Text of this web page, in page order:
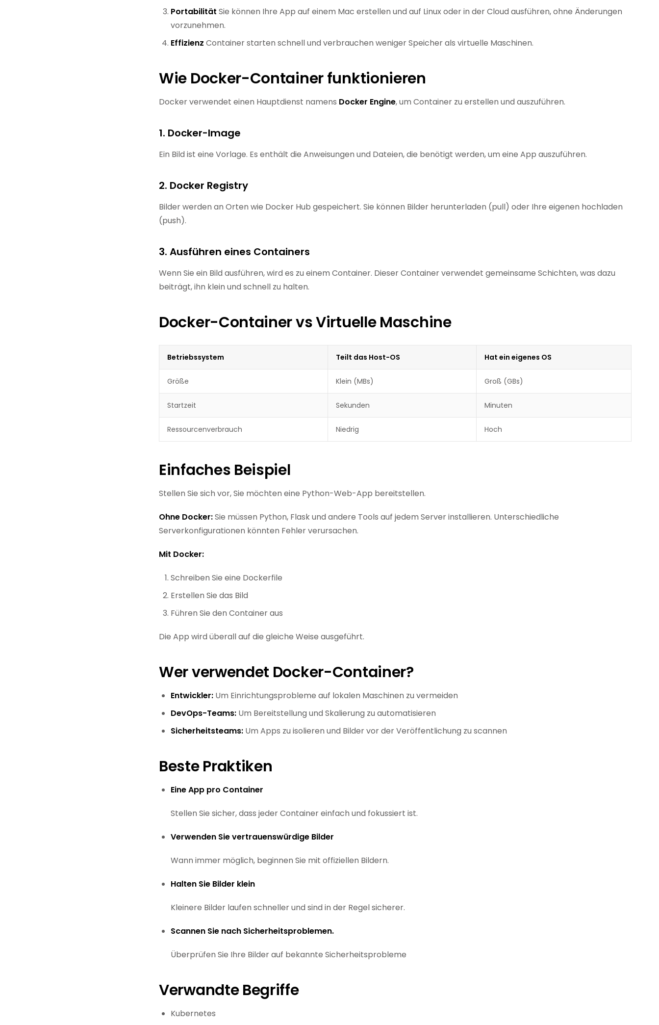
Portabilität Sie können Ihre App auf einem Mac erstellen und auf Linux oder in der Cloud ausführen, ohne Änderungen
vorzunehmen.
Effizienz Container starten schnell und verbrauchen weniger Speicher als virtuelle Maschinen.
Wie Docker-Container funktionieren
Docker verwendet einen Hauptdienst namens Docker Engine, um Container zu erstellen und auszuführen.
1. Docker-Image
Ein Bild ist eine Vorlage. Es enthält die Anweisungen und Dateien, die benötigt werden, um eine App auszuführen.
2. Docker Registry
Bilder werden an Orten wie Docker Hub gespeichert. Sie können Bilder herunterladen (pull) oder Ihre eigenen hochladen
(push).
3. Ausführen eines Containers
Wenn Sie ein Bild ausführen, wird es zu einem Container. Dieser Container verwendet gemeinsame Schichten, was dazu
beiträgt, ihn klein und schnell zu halten.
Docker-Container vs Virtuelle Maschine
Betriebssystem Teilt das Host-OS Hat ein eigenes OS
Größe Klein (MBs) Groß (GBs)
Startzeit Sekunden Minuten
Ressourcenverbrauch Niedrig Hoch
Einfaches Beispiel
Stellen Sie sich vor, Sie möchten eine Python-Web-App bereitstellen.
Ohne Docker:Sie müssen Python, Flask und andere Tools auf jedem Server installieren. Unterschiedliche
Serverkonfigurationen könnten Fehler verursachen.
Mit Docker:
Schreiben Sie eine Dockerfile
Erstellen Sie das Bild
Führen Sie den Container aus
Die App wird überall auf die gleiche Weise ausgeführt.
Wer verwendet Docker-Container?
Entwickler: Um Einrichtungsprobleme auf lokalen Maschinen zu vermeiden
DevOps-Teams: Um Bereitstellung und Skalierung zu automatisieren
Sicherheitsteams: Um Apps zu isolieren und Bilder vor der Veröffentlichung zu scannen
Beste Praktiken
Eine App pro Container
Stellen Sie sicher, dass jeder Container einfach und fokussiert ist.
Verwenden Sie vertrauenswürdige Bilder
Wann immer möglich, beginnen Sie mit offiziellen Bildern.
Halten Sie Bilder klein
Kleinere Bilder laufen schneller und sind in der Regel sicherer.
Scannen Sie nach Sicherheitsproblemen.
Überprüfen Sie Ihre Bilder auf bekannte Sicherheitsprobleme
Verwandte Begriffe
Kubernetes